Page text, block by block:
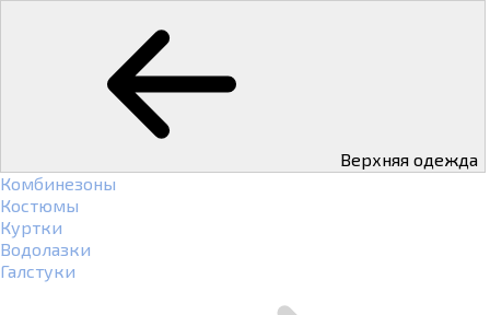
Верхняя одежда
Комбинезоны
Костюмы
Куртки
Водолазки
Галстуки